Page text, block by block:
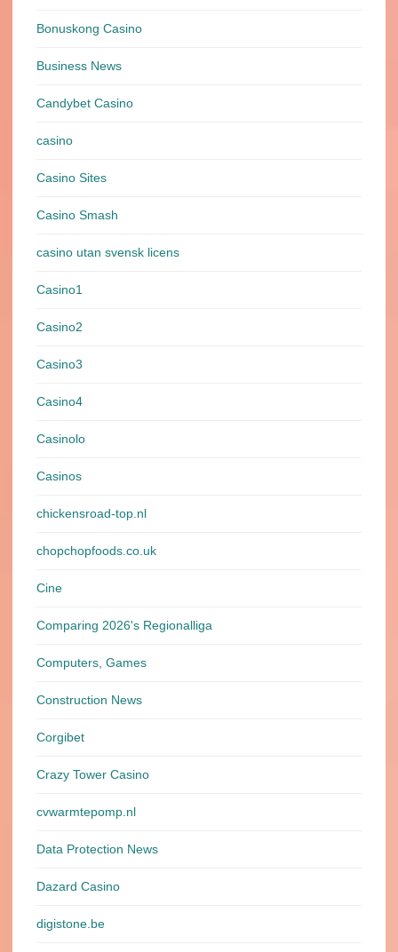
Bonuskong Casino
Business News
Candybet Casino
casino
Casino Sites
Casino Smash
casino utan svensk licens
Casino1
Casino2
Casino3
Casino4
Casinolo
Casinos
chickensroad-top.nl
chopchopfoods.co.uk
Cine
Comparing 2026's Regionalliga
Computers, Games
Construction News
Corgibet
Crazy Tower Сasino
cvwarmtepomp.nl
Data Protection News
Dazard Casino
digistone.be